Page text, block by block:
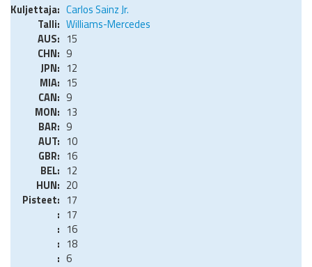
Carlos Sainz Jr.
Williams-Mercedes
15
9
12
15
9
13
9
10
16
12
20
17
17
16
18
6